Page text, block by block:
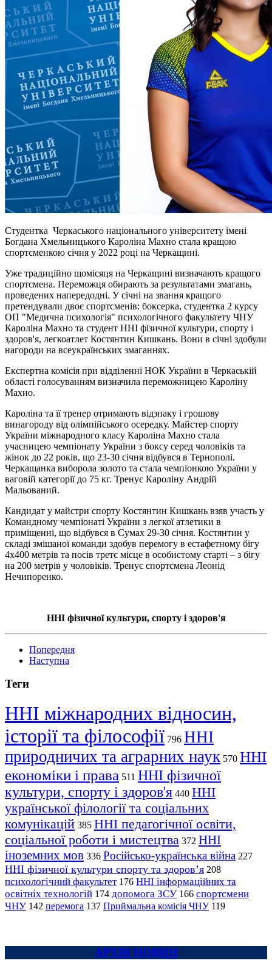
Студентка Черкаського національного університету імені
Богдана Хмельницького Кароліна Махно стала кращою
спортсменкою січня у 2022 році на Черкащині.
Уже традиційно щомісяця на Черкащині визначають кращого
спортсмена. Переможця обирають за результатами змагань,
проведених напередодні. У січні на звання кращого
претендували двоє спортсменів: боксерка, студентка 2 курсу
ОП "Медична психологія" психологічного факультету ЧНУ
Кароліна Махно та студент ННІ фізичної культури, спорту і
здоров'я, легкоатлет Костянтин Кишкань. Вони в січні здобули
нагороди на всеукраїнських змаганнях.
Експертна комісія при відділенні НОК України в Черкаській
області голосуванням визначила переможницею Кароліну
Махно.
Кароліна та її тренер отримають відзнаку і грошову
винагороду від олімпійського осередку. Майстер спорту
України міжнародного класу Кароліна Махно стала
учасницею чемпіонату України з боксу серед чоловіків та
жінок до 22 років, що 23-30 січня відбувся в Тернополі.
Черкащанка виборола золото та стала чемпіонкою України у
ваговій категорії до 75 кг. Тренує Кароліну Андрій
Мальований.
Кандидат у майстри спорту Костянтин Кишкань взяв участь у
Командному чемпіонаті України з легкої атлетики в
приміщенні, що відбувся в Сумах 29-30 січня. Костянтин у
складі змішаної команди здобув перемогу в естафетному бігу
4х400 метрів та посів третє місце в особистому старті – з бігу
на 200 метрів у чоловіків. Тренує спортсмена Леонід
Нечипоренко.
ННІ фізичної культури, спорту і здоров'я
Попередня
Наступна
Теги
ННІ міжнародних відносин,
історії та філософії 796 ННІ
природничих та аграрних наук 570 ННІ
економіки і права 511 ННІ фізичної
культури, спорту і здоров'я 440 ННІ
української філології та соціальних
комунікацій 385 ННІ педагогічної освіти,
соціальної роботи і мистецтва 372 ННІ
іноземних мов 336 Російсько-українська війна 227
ННІ фізичної культури спорту та здоров’я 208
психологічний факультет 176 ННІ інформаційних та
освітніх технологій 174 допомога ЗСУ 166 спортсмени
ЧНУ 142 перемога 137 Приймальна комісія ЧНУ 119
АРХІВ НОВИН